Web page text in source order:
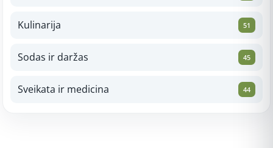
Kulinarija 51
Sodas ir daržas 45
Sveikata ir medicina 44